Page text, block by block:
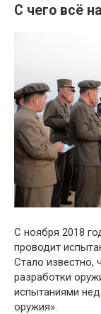
С чего всё
С ноября 2018
проводит
Стало известно,
разработки
испытаниями
оружия».